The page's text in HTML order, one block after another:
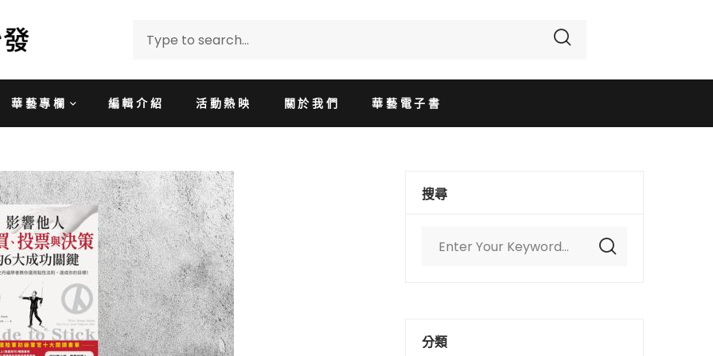
華藝專欄 編輯介紹 活動熱映 關於我們 華藝電子書
搜尋
分類